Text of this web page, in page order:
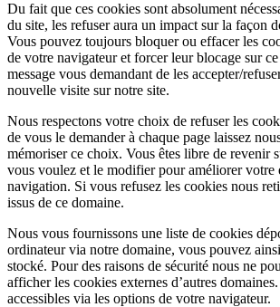
Du fait que ces cookies sont absolument
du site, les refuser aura un impact sur la façon
Vous pouvez toujours bloquer ou effacer les
de votre navigateur et forcer leur blocage sur
message vous demandant de les accepter/
nouvelle visite sur notre site.
Nous respectons votre choix de refuser les
de vous le demander à chaque page laissez
mémoriser ce choix. Vous êtes libre de revenir
vous voulez et le modifier pour améliorer votre
navigation. Si vous refusez les cookies nous
issus de ce domaine.
Nous vous fournissons une liste de cookies
ordinateur via notre domaine, vous pouvez
stocké. Pour des raisons de sécurité nous ne
afficher les cookies externes d’autres
accessibles via les options de votre navigateur.